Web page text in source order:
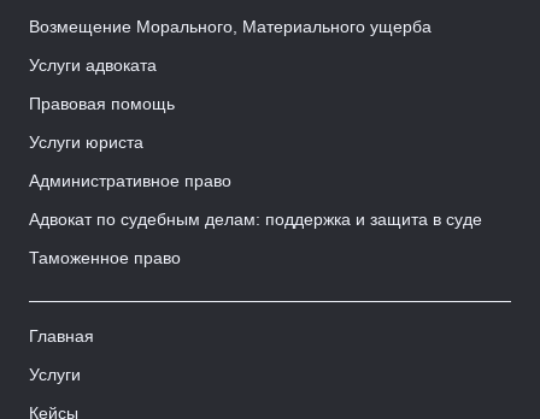
Возмещение Морального, Материального ущерба
Услуги адвоката
Правовая помощь
Услуги юриста
Административное право
Адвокат по судебным делам: поддержка и защита в суде
Таможенное право
Главная
Услуги
Кейсы